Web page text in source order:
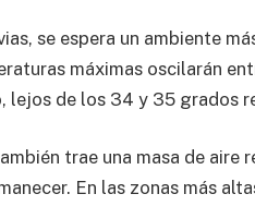
se espera un ambiente
máximas oscilarán
lejos de los 34 y 35 grados
trae una masa de aire
En las zonas más